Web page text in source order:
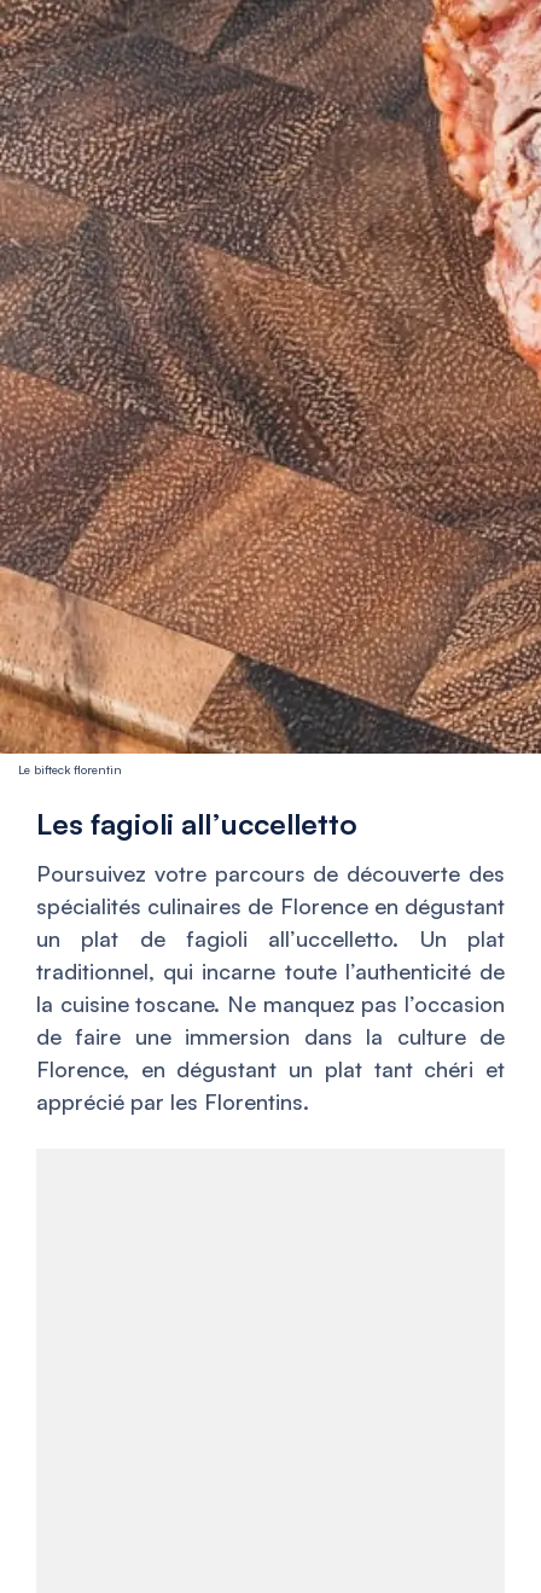
Le bifteck florentin
Les fagioli all’uccelletto
Poursuivez votre parcours de découverte des
spécialités culinaires de Florence en dégustant
un plat de fagioli all’uccelletto. Un plat
traditionnel, qui incarne toute l’authenticité de
la cuisine toscane. Ne manquez pas l’occasion
de faire une immersion dans la culture de
Florence, en dégustant un plat tant chéri et
apprécié par les Florentins.